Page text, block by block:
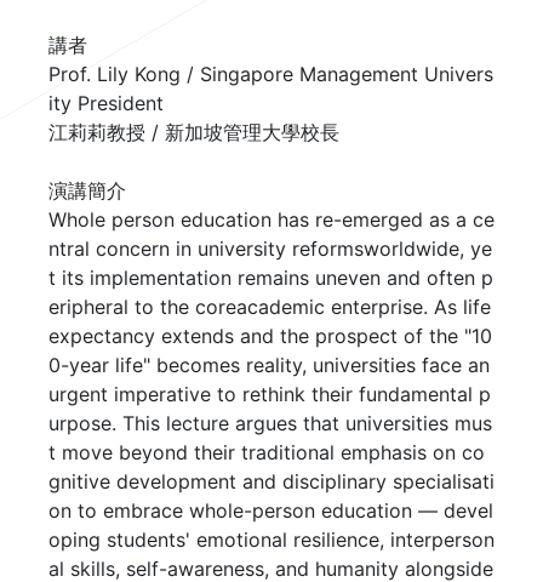
講者
Prof. Lily Kong / Singapore Management Univers
ity President
江莉莉教授 / 新加坡管理大學校長
演講簡介
Whole person education has re-emerged as a ce
ntral concern in university reformsworldwide, ye
t its implementation remains uneven and often p
eripheral to the coreacademic enterprise. As life
expectancy extends and the prospect of the "10
0-year life" becomes reality, universities face an
urgent imperative to rethink their fundamental p
urpose. This lecture argues that universities mus
t move beyond their traditional emphasis on co
gnitive development and disciplinary specialisati
on to embrace whole-person education — devel
oping students' emotional resilience, interperson
al skills, self-awareness, and humanity alongside